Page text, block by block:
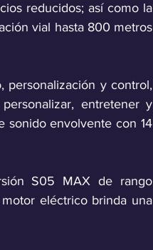
reducidos; así como la
vial hasta 800 metros
personalización y control,
entretener y
sonido envolvente con 14
S05 MAX de rango
eléctrico brinda una